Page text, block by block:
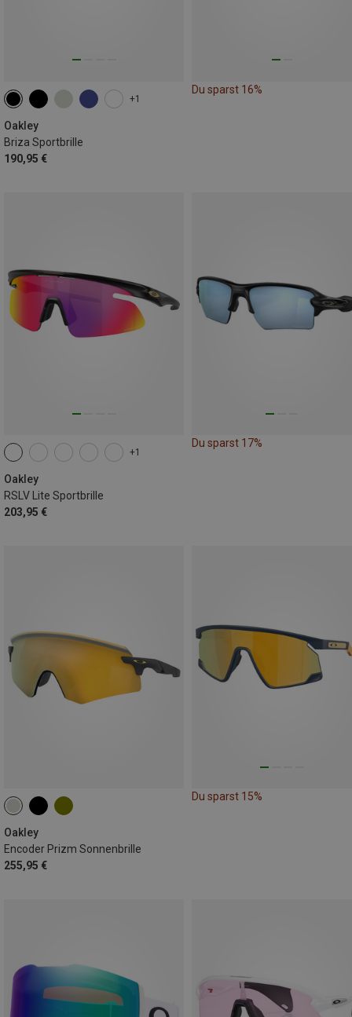
+1
Oakley
Briza Sportbrille
190,95 €
Du sparst 16%
+1
Oakley
RSLV Lite Sportbrille
203,95 €
Du sparst 17%
Oakley
Encoder Prizm Sonnenbrille
255,95 €
Du sparst 15%